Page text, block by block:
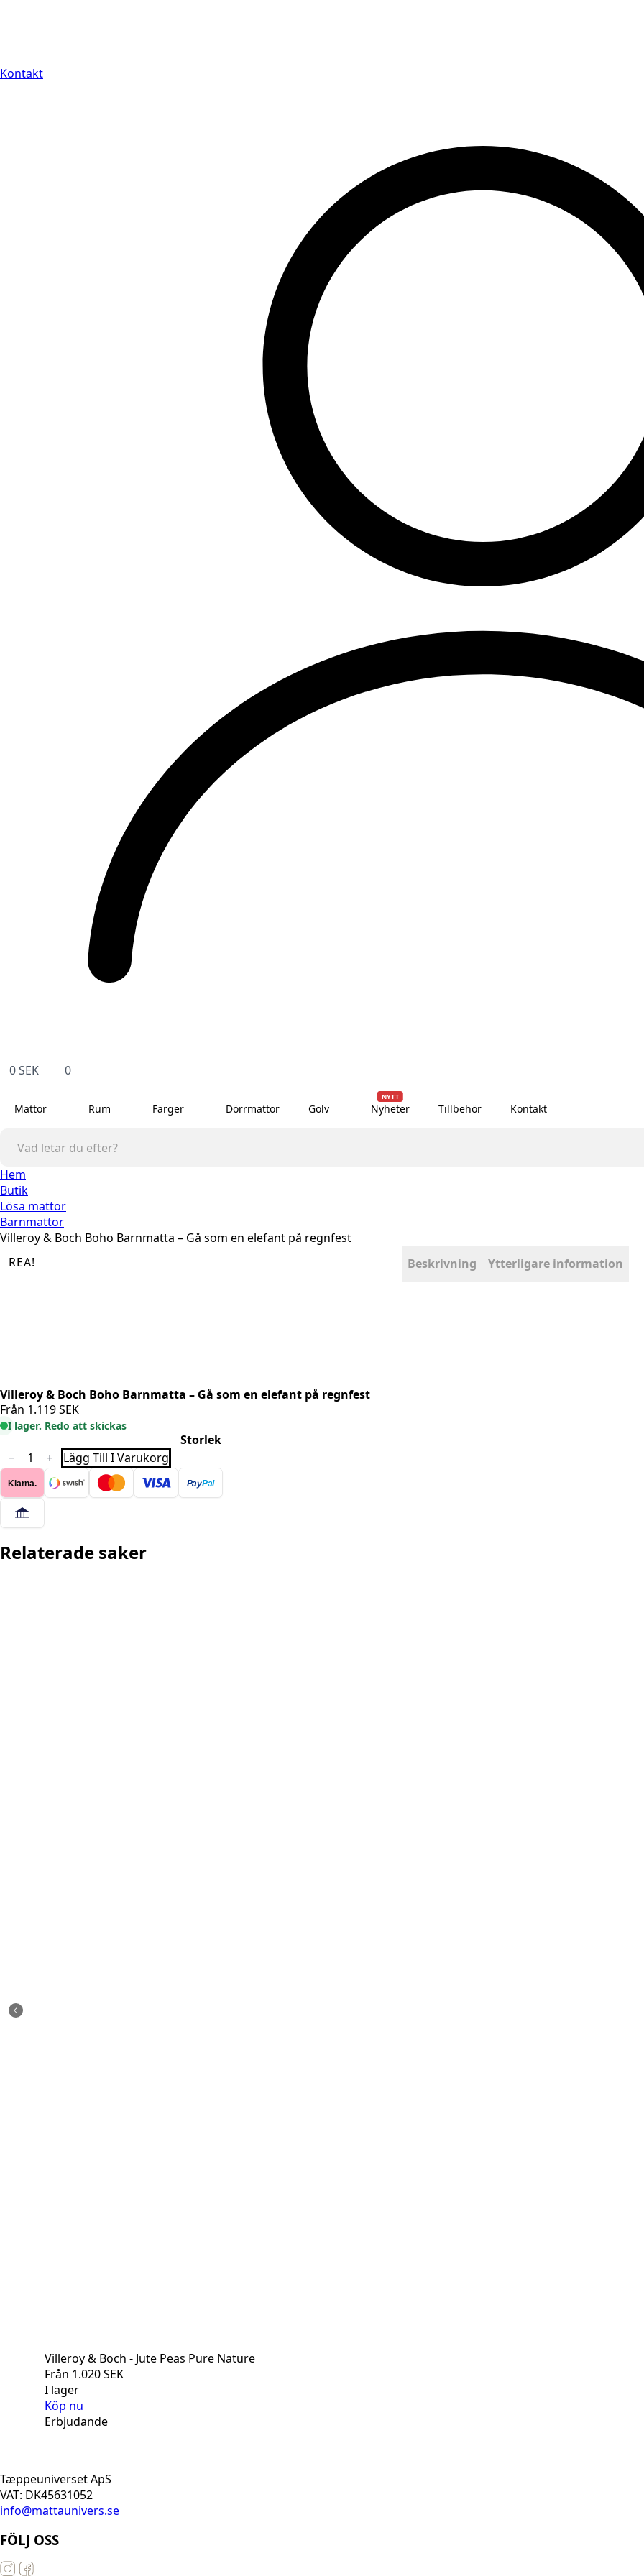
Kontakt
0SEK 0
Mattor Rum Färger Dörrmattor Golv Nyheter
NYTT
Tillbehör Kontakt
Hem
Butik
Lösa mattor
Barnmattor
Villeroy & Boch Boho Barnmatta – Gå som en elefant på regnfest
REA!
Villeroy & Boch Boho Barnmatta – Gå som en elefant på regnfest
Från 1.119SEK
I lager. Redo att skickas
Storlek
Villeroy
&
Boch
Boho
Barnmatta
som
en
elefant
Lägg Till I Varukorg
Klarna. PayPal
Beskrivning Ytterligare information
Relaterade saker
Villeroy & Boch - Jute Peas Pure Nature
Från 1.020SEK
I lager
Köp nu
Erbjudande
Tæppeuniverset ApS
VAT: DK45631052
info@mattaunivers.se
FÖLJ OSS